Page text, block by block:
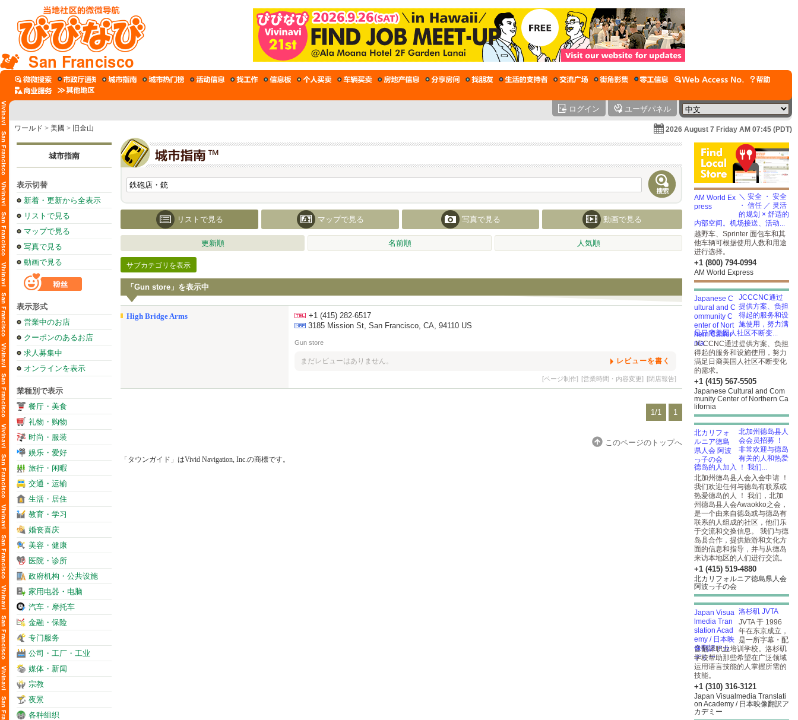
San Francisco
ログイン ユーザパネル
ワールド > 美國 > 旧金山 2026 August 7 Friday AM 07:45 (PDT)
城市指南
表示切替
新着・更新から全表示
リストで見る
マップで見る
写真で見る
動画で見る
表示形式
営業中のお店
クーポンのあるお店
求人募集中
オンラインを表示
業種別で表示
餐厅・美食
礼物・购物
时尚・服装
娱乐・爱好
旅行・闲暇
交通・运输
生活・居住
教育・学习
婚丧喜庆
美容・健康
医院・诊所
政府机构・公共设施
家用电器・电脑
汽车・摩托车
金融・保险
专门服务
公司・工厂・工业
媒体・新闻
宗教
夜景
各种组织
リストで見る マップで見る 写真で見る 動画で見る
更新順 名前順 人気順
サブカテゴリを表示
「Gun store」を表示中
High Bridge Arms
+1 (415) 282-6517
3185 Mission St, San Francisco, CA, 94110 US
Gun store
まだレビューはありません。 レビューを書く
[ページ制作] [営業時間・内容変更] [閉店報告]
1/1 1
このページのトップへ
「タウンガイド」はVivid Navigation, Inc.の商標です。
＼ 安全 ・ 安全
・ 信任 ／ 灵活
的规划 × 舒适的
内部空间。机场接送、活动...
越野车、Sprinter 面包车和其
他车辆可根据使用人数和用途
进行选择。
+1 (800) 794-0994
AM World Express
JCCCNC通过
提供方案、负担
得起的服务和设
施使用，努力满
足日裔美国人社区不断变...
JCCCNC通过提供方案、负担
得起的服务和设施使用，努力
满足日裔美国人社区不断变化
的需求。
+1 (415) 567-5505
Japanese Cultural and Com
munity Center of Northern Ca
lifornia
北加州德岛县人
会会员招募 ！
非常欢迎与德岛
有关的人和热爱
德岛的人加入 ！ 我们...
北加州德岛县人会入会申请 ！
我们欢迎任何与德岛有联系或
热爱德岛的人 ！ 我们，北加
州德岛县人会Awaokko之会，
是一个由来自德岛或与德岛有
联系的人组成的社区，他们乐
于交流和交换信息。 我们与德
岛县合作，提供旅游和文化方
面的信息和指导，并与从德岛
来访本地区的人们进行交流。
+1 (415) 519-4880
北カリフォルニア徳島県人会
阿波っ子の会
洛杉矶 JVTA
JVTA 于 1996
年在东京成立，
是一所字幕・配
音翻译职业培训学校。洛杉矶
学校帮助那些希望在广泛领域
运用语言技能的人掌握所需的
技能。
+1 (310) 316-3121
Japan Visualmedia Translati
on Academy / 日本映像翻訳ア
カデミー